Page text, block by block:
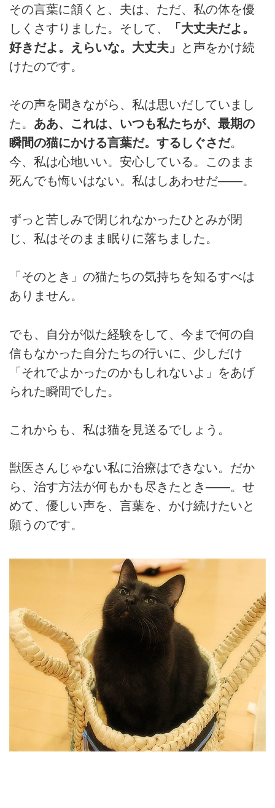
その言葉に頷くと、夫は、ただ、私の体を優
しくさすりました。そして、
「大丈夫だよ。
好きだよ。えらいな。大丈夫」
と声をかけ続
けたのです。
その声を聞きながら、私は思いだしていまし
た。 ああ、これは、いつも私たちが、最期の
瞬間の猫にかける言葉だ。するしぐさだ。
今、私は心地いい。安心している。このまま
死んでも悔いはない。私はしあわせだ――。
ずっと苦しみで閉じれなかったひとみが閉
じ、私はそのまま眠りに落ちました。
「そのとき」の猫たちの気持ちを知るすべは
ありません。
でも、自分が似た経験をして、今まで何の自
信もなかった自分たちの行いに、少しだけ
「それでよかったのかもしれないよ」をあげ
られた瞬間でした。
これからも、私は猫を見送るでしょう。
獣医さんじゃない私に治療はできない。だか
ら、治す方法が何もかも尽きたとき――。せ
めて、優しい声を、言葉を、かけ続けたいと
願うのです。